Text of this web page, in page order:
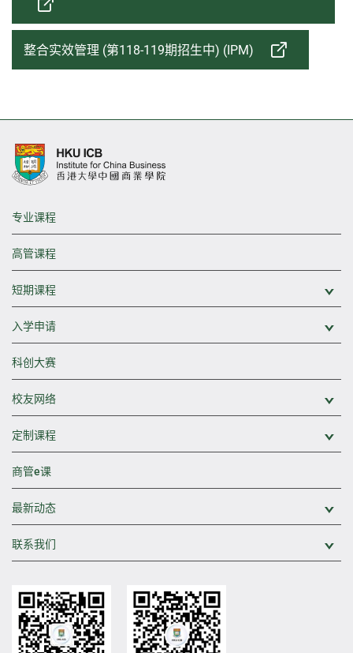
整合实效管理 (第118-119期招生中) (IPM)
专业课程
高管课程
短期课程
入学申请
科创大赛
校友网络
定制课程
商管e课
最新动态
联系我们